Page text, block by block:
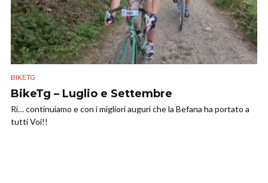
BIKETG
BikeTg – Luglio e Settembre
Ri… continuiamo e con i migliori auguri che la Befana ha portato a
tutti Voi!!